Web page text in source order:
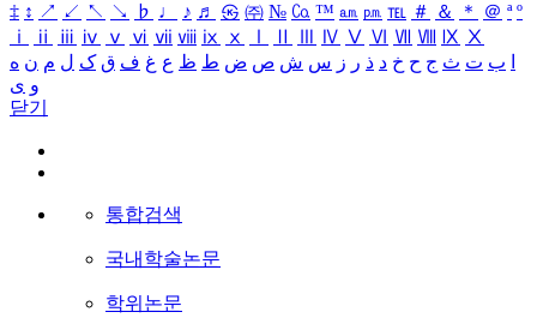
‡ ↕ ↗ ↙ ↖ ↘ ♭ ♩ ♪ ♬ ㉿ ㈜ № ㏇ ™ ㏂ ㏘ ℡ ＃ ＆ ＊ ＠ ª º
ⅰ
ⅱ ⅲ ⅳ ⅴ ⅵ ⅶ ⅷ ⅸ ⅹ Ⅳ Ⅴ Ⅵ Ⅶ Ⅷ Ⅸ Ⅹ
ب ت ث ج ح خ د ذ ر ز س ش ص ض ط ظ ع غ ف ق ک ل م ن ه
و ی
닫기
통합검색
국내학술논문
학위논문